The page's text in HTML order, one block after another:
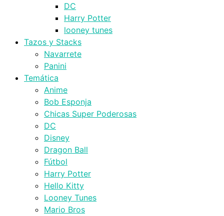
DC
Harry Potter
looney tunes
Tazos y Stacks
Navarrete
Panini
Temática
Anime
Bob Esponja
Chicas Super Poderosas
DC
Disney
Dragon Ball
Fútbol
Harry Potter
Hello Kitty
Looney Tunes
Mario Bros